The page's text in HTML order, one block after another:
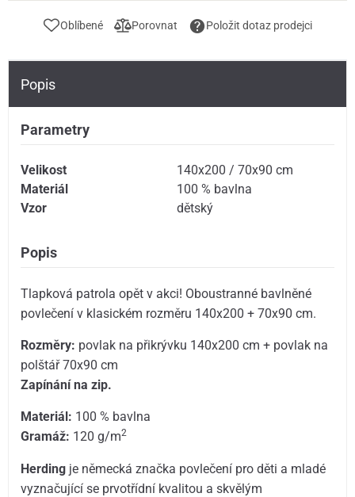
Oblíbené Porovnat Položit dotaz prodejci
Popis
Parametry
Velikost
140x200 / 70x90 cm
Materiál
100 % bavlna
Vzor
dětský
Popis
Tlapková patrola opět v akci! Oboustranné bavlněné
povlečení v klasickém rozměru 140x200 + 70x90 cm.
Rozměry: povlak na přikrývku 140x200 cm + povlak na
polštář 70x90 cm
Zapínání na zip.
Materiál: 100 % bavlna
Gramáž: 120 g/m2
Herding je německá značka povlečení pro děti a mladé
vyznačující se prvotřídní kvalitou a skvělým